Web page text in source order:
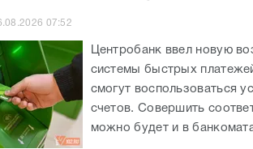
07:52
Центробанк ввел новую
системы быстрых
смогут воспользоваться
счетов. Совершить
можно будет и в